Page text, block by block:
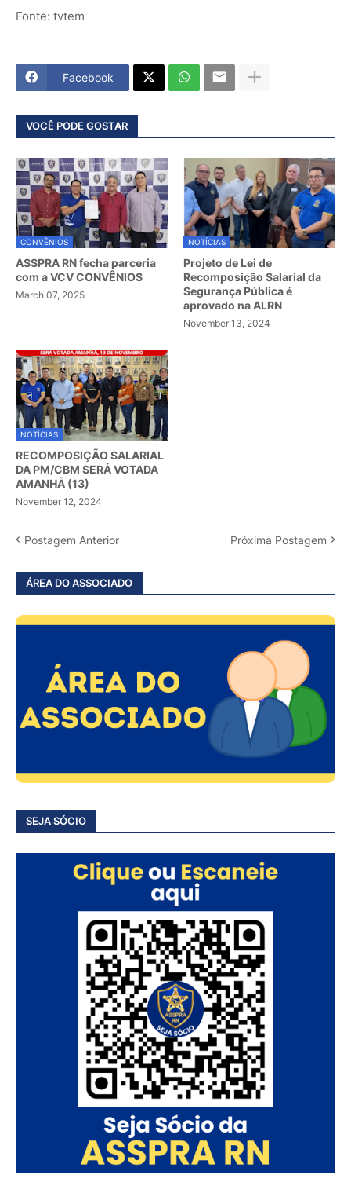
Fonte: tvtem
Facebook
VOCÊ PODE GOSTAR
CONVÊNIOS
ASSPRA RN fecha parceria
com a VCV CONVÊNIOS
March 07, 2025
NOTÍCIAS
Projeto de Lei de
Recomposição Salarial da
Segurança Pública é
aprovado na ALRN
November 13, 2024
NOTÍCIAS
RECOMPOSIÇÃO SALARIAL
DA PM/CBM SERÁ VOTADA
AMANHÃ (13)
November 12, 2024
Postagem Anterior Próxima Postagem
ÁREA DO ASSOCIADO
SEJA SÓCIO